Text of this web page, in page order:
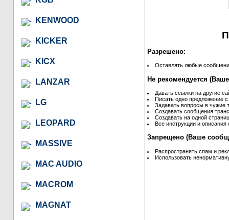
KENWOOD
KICKER
KICX
LANZAR
LG
LEOPARD
MASSIVE
MAC AUDIO
MACROM
MAGNAT
Разрешено:
Оставлять любые
Не рекомендуется
Давать ссылки на другие
Писать одно предложение
Задавать вопросы в чужие
Создавать сообщения
Создавать на одной
Все инструкции и описания
Запрещено (Ваше
Распространять спам и
Использовать